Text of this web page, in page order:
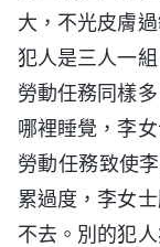
大，不光皮膚
犯人是三人一
勞動任務同樣
哪裡睡覺，李
勞動任務致使
累過度，李女
不去。別的犯